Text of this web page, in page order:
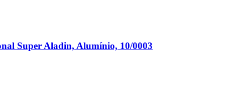
Super Aladin, Alumínio, 10/0003